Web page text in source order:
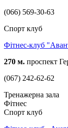
(066) 569-30-63
Спорт клуб
Фітнес-клуб
270 м. проспект
(067) 242-62-62
Тренажерна зала
Фітнес
Спорт клуб